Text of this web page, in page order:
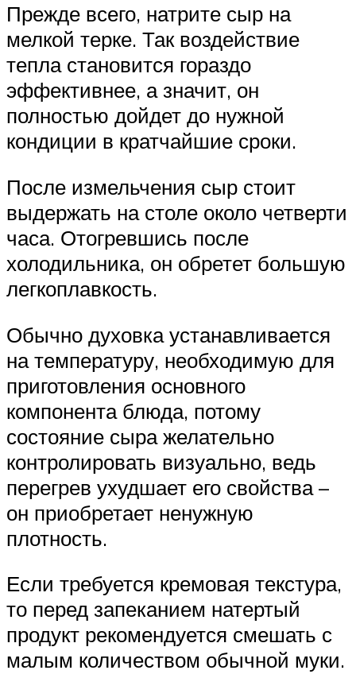
Прежде всего, натрите сыр на
мелкой терке. Так воздействие
тепла становится гораздо
эффективнее, а значит, он
полностью дойдет до нужной
кондиции в кратчайшие сроки.
После измельчения сыр стоит
выдержать на столе около четверти
часа. Отогревшись после
холодильника, он обретет большую
легкоплавкость.
Обычно духовка устанавливается
на температуру, необходимую для
приготовления основного
компонента блюда, потому
состояние сыра желательно
контролировать визуально, ведь
перегрев ухудшает его свойства –
он приобретает ненужную
плотность.
Если требуется кремовая текстура,
то перед запеканием натертый
продукт рекомендуется смешать с
малым количеством обычной муки.